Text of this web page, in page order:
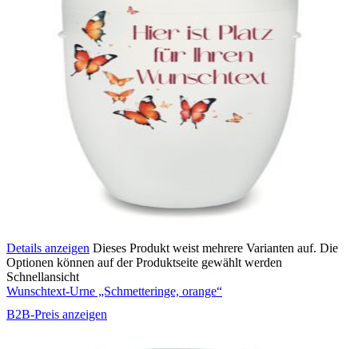
Details anzeigen Dieses Produkt weist mehrere Varianten auf. Die
Optionen können auf der Produktseite gewählt werden
Schnellansicht
Wunschtext-Urne „Schmetteringe, orange“
B2B-Preis anzeigen